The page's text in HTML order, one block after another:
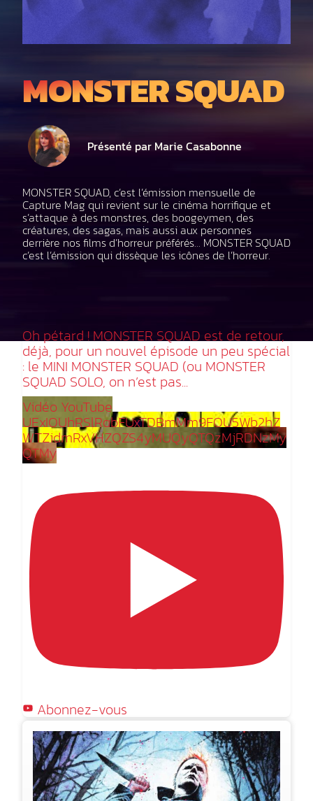
MONSTER SQUAD
Présenté par Marie Casabonne
MONSTER SQUAD, c’est l’émission mensuelle de
Capture Mag qui revient sur le cinéma horrifique et
s’attaque à des monstres, des boogeymen, des
créatures, des sagas, mais aussi aux personnes
derrière nos films d’horreur préférés… MONSTER SQUAD
c’est l’émission qui dissèque les icônes de l’horreur.
Oh pétard ! MONSTER SQUAD est de retour,
déjà, pour un nouvel épisode un peu spécial
: le MINI MONSTER SQUAD (ou MONSTER
SQUAD SOLO, on n’est pas...
Vidéo YouTube
UExIOUhRSlRqbFUxTDBmMm9FOU5Wb2hZ
WTZidmRxVHZQZS4yMUQyQTQzMjRDNzMy
QTMy
Abonnez-vous